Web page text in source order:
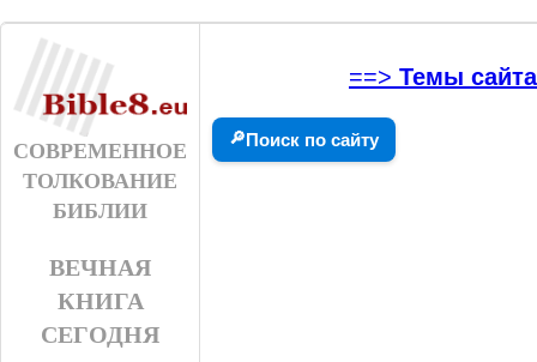
СОВРЕМЕННОЕ
ТОЛКОВАНИЕ
БИБЛИИ
ВЕЧНАЯ
КНИГА
СЕГОДНЯ
==> Темы сайта
🔎Поиск по сайту